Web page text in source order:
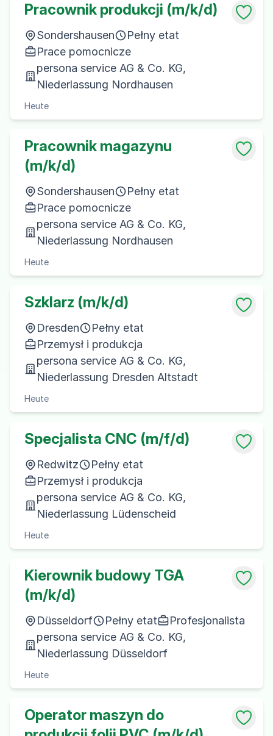
Pracownik produkcji (m/k/d)
Sondershausen
Pełny etat
Prace pomocnicze
persona service AG & Co. KG,
Niederlassung Nordhausen
Heute
Pracownik magazynu
(m/k/d)
Sondershausen
Pełny etat
Prace pomocnicze
persona service AG & Co. KG,
Niederlassung Nordhausen
Heute
Szklarz (m/k/d)
Dresden
Pełny etat
Przemysł i produkcja
persona service AG & Co. KG,
Niederlassung Dresden Altstadt
Heute
Specjalista CNC (m/f/d)
Redwitz
Pełny etat
Przemysł i produkcja
persona service AG & Co. KG,
Niederlassung Lüdenscheid
Heute
Kierownik budowy TGA
(m/k/d)
Düsseldorf Pełny etat
Profesjonalista
persona service AG & Co. KG,
Niederlassung Düsseldorf
Heute
Operator maszyn do